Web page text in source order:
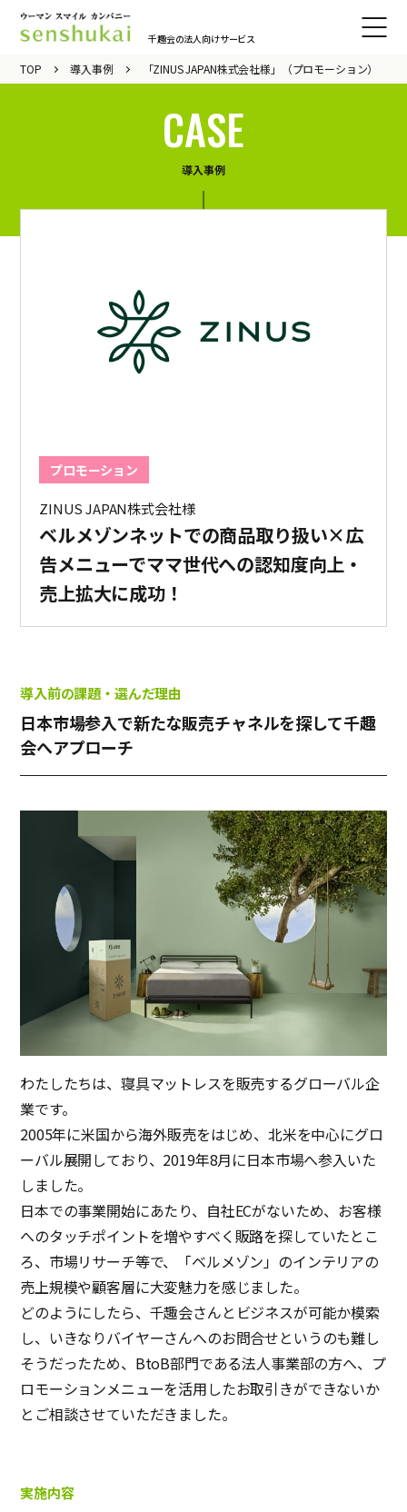
千趣会の法人向けサービス
サイト
TOP 導入事例 「ZINUS JAPAN株式会社様」（プロモーション）
CASE
導入事例
プロモーション
ZINUS JAPAN株式会社様
ベルメゾンネットでの商品取り扱い×広
告メニューでママ世代への認知度向上・
売上拡大に成功！
導入前の課題・選んだ理由
日本市場参入で新たな販売チャネルを探して千趣
会へアプローチ
わたしたちは、寝具マットレスを販売するグローバル企
業です。
2005年に米国から海外販売をはじめ、北米を中心にグロ
ーバル展開しており、2019年8月に日本市場へ参入いた
しました。
日本での事業開始にあたり、自社ECがないため、お客様
へのタッチポイントを増やすべく販路を探していたとこ
ろ、市場リサーチ等で、「ベルメゾン」のインテリアの
売上規模や顧客層に大変魅力を感じました。
どのようにしたら、千趣会さんとビジネスが可能か模索
し、いきなりバイヤーさんへのお問合せというのも難し
そうだったため、BtoB部門である法人事業部の方へ、プ
ロモーションメニューを活用したお取引きができないか
とご相談させていただきました。
実施内容